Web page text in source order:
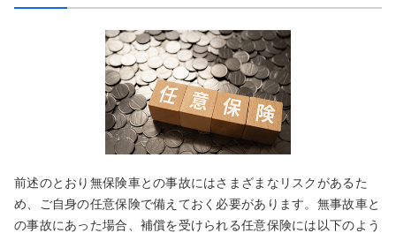
前述のとおり無保険車との事故にはさまざまなリスクがあるた
め、ご自身の任意保険で備えておく必要があります。無事故車と
の事故にあった場合、補償を受けられる任意保険には以下のよう